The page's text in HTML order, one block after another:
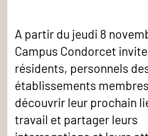
A partir du jeudi 8
Campus Condorcet
résidents, personnels
établissements
découvrir leur prochain
travail et partager leurs